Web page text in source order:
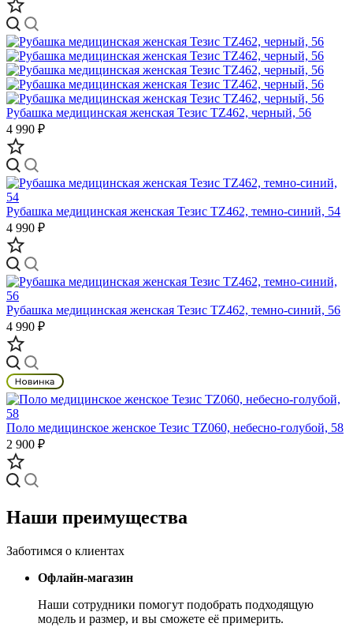
Рубашка медицинская женская Тезис TZ462, черный, 56
4 990 ₽
Рубашка медицинская женская Тезис TZ462, темно-синий, 54
4 990 ₽
Рубашка медицинская женская Тезис TZ462, темно-синий, 56
4 990 ₽
Поло медицинское женское Тезис TZ060, небесно-голубой, 58
2 900 ₽
Наши преимущества
Заботимся о клиентах
Офлайн-магазин
Наши сотрудники помогут подобрать подходящую
модель и размер, и вы сможете её примерить.